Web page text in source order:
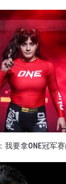
要拿ONE冠军赛